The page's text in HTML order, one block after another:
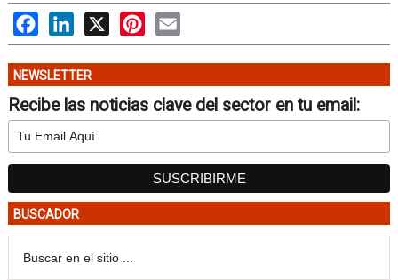
FacebookLinkedIn
X PinterestEmail
NEWSLETTER
Recibe las noticias clave del sector en tu email:
BUSCADOR